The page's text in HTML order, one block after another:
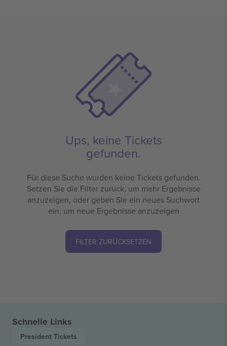
Ups, keine Tickets
gefunden.
Für diese Suche wurden keine Tickets gefunden.
Setzen Sie die Filter zurück, um mehr Ergebnisse
anzuzeigen, oder geben Sie ein neues Suchwort
ein, um neue Ergebnisse anzuzeigen
FILTER ZURÜCKSETZEN
Schnelle Links
President Tickets